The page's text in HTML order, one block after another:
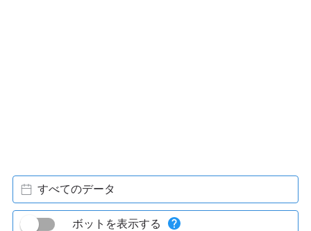
すべてのデータ
ボットを表示する